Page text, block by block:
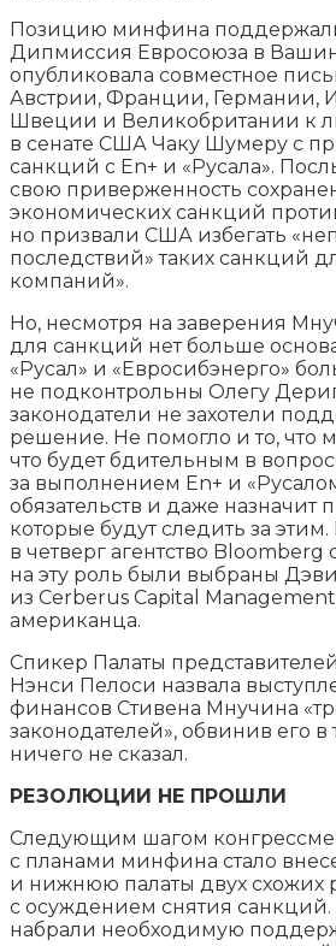
Позицию минфина
Дипмиссия Евросоюза в
опубликовала совместное
Австрии, Франции, Германии,
Швеции и Великобритании к
в сенате США Чаку Шумеру с
санкций с En+ и «Русала».
свою приверженность
экономических санкций
но призвали США избегать
последствий» таких санкций
компаний».
Но, несмотря на заверения
для санкций нет больше
«Русал» и «Евросибэнерго»
не подконтрольны Олегу
законодатели не захотели
решение. Не помогло и то, что
что будет бдительным в
за выполнением En+ и
обязательств и даже назначит
которые будут следить за этим.
в четверг агентство Bloomberg
на эту роль были выбраны
из Cerberus Capital
американца.
Спикер Палаты
Нэнси Пелоси назвала
финансов Стивена Мнучина
законодателей», обвинив его в
ничего не сказал.
РЕЗОЛЮЦИИ НЕ ПРОШЛИ
Следующим шагом
с планами минфина стало
и нижнюю палаты двух схожих
с осуждением снятия
набрали необходимую